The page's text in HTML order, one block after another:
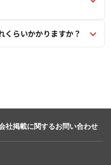
くらいかかりますか？
社掲載に関するお問い合わせ